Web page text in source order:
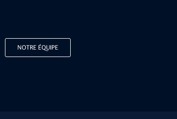
NOTRE ÉQUIPE